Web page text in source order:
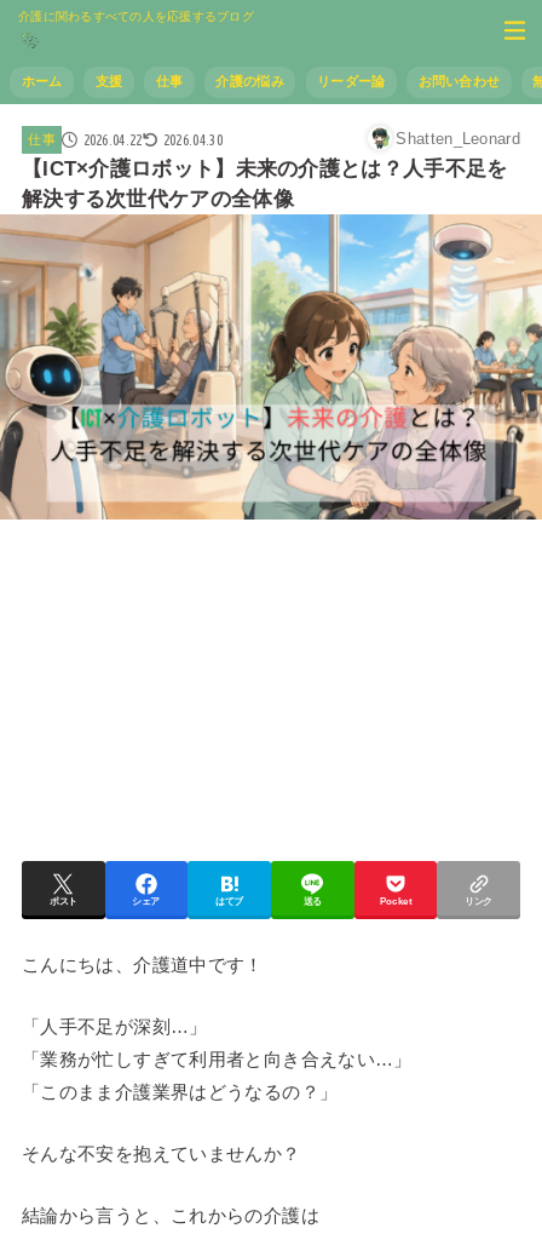
介護に関わるすべての人を応援するブログ
ホーム 支援 仕事 介護の悩み リーダー論 お問い合わせ
仕事 2026.04.22 2026.04.30 Shatten_Leonard
【ICT×介護ロボット】未来の介護とは？人手不足を
解決する次世代ケアの全体像
ポスト シェア はてブ 送る Pocket リンク
こんにちは、介護道中です！
「人手不足が深刻…」
「業務が忙しすぎて利用者と向き合えない…」
「このまま介護業界はどうなるの？」
そんな不安を抱えていませんか？
結論から言うと、これからの介護は